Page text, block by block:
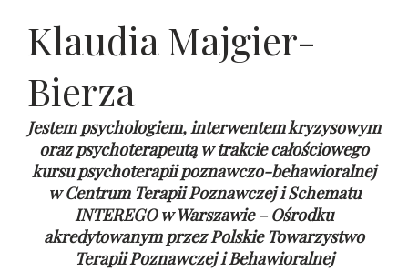
Klaudia Majgier-
Bierza
Jestem psychologiem, interwentem kryzysowym
oraz psychoterapeutą w trakcie całościowego
kursu psychoterapii poznawczo-behawioralnej
wCentrum Terapii Poznawczej i Schematu
INTEREGO w Warszawie – Ośrodku
akredytowanym przez Polskie Towarzystwo
Terapii Poznawczej i Behawioralnej